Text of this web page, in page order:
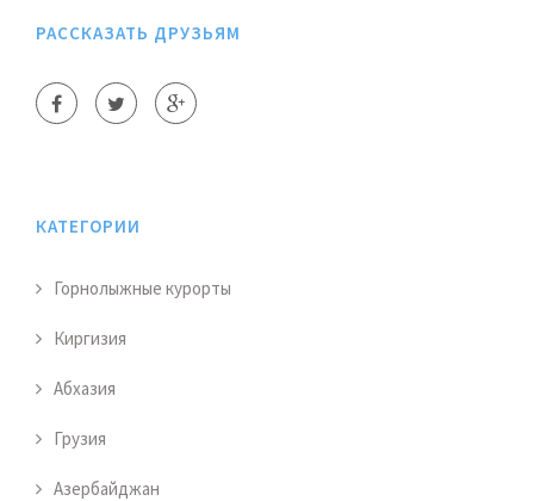
РАССКАЗАТЬ ДРУЗЬЯМ
КАТЕГОРИИ
Горнолыжные курорты
Киргизия
Абхазия
Грузия
Азербайджан